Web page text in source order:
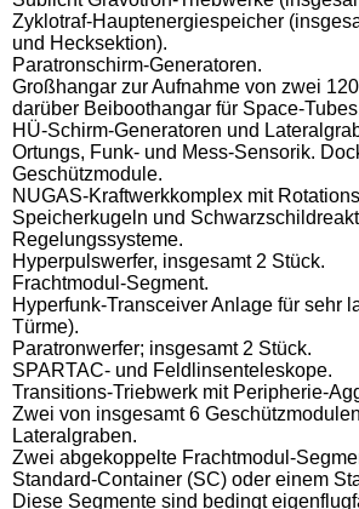
Zyklotraf-Hauptenergiespeicher
und Hecksektion).
Paratronschirm-Generatoren.
Großhangar zur Aufnahme von zwei
darüber Beiboothangar für Space-
HÜ-Schirm-Generatoren und
Ortungs, Funk- und Mess-Sensorik.
Geschützmodule.
NUGAS-Kraftwerkkomplex mit
Speicherkugeln und
Regelungssysteme.
Hyperpulswerfer, insgesamt 2 Stück.
Frachtmodul-Segment.
Hyperfunk-Transceiver Anlage für sehr
Türme).
Paratronwerfer; insgesamt 2 Stück.
SPARTAC- und Feldlinsenteleskope.
Transitions-Triebwerk mit Peripherie-
Zwei von insgesamt 6
Lateralgraben.
Zwei abgekoppelte Frachtmodul-
Standard-Container (SC) oder einem
Diese Segmente sind bedingt